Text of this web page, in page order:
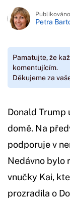
Petra
Pamatujte, že
komentujícím.
Děkujeme za
Donald Trump
domě. Na
podporuje v
Nedávno bylo
vnučky Kai,
prozradila o